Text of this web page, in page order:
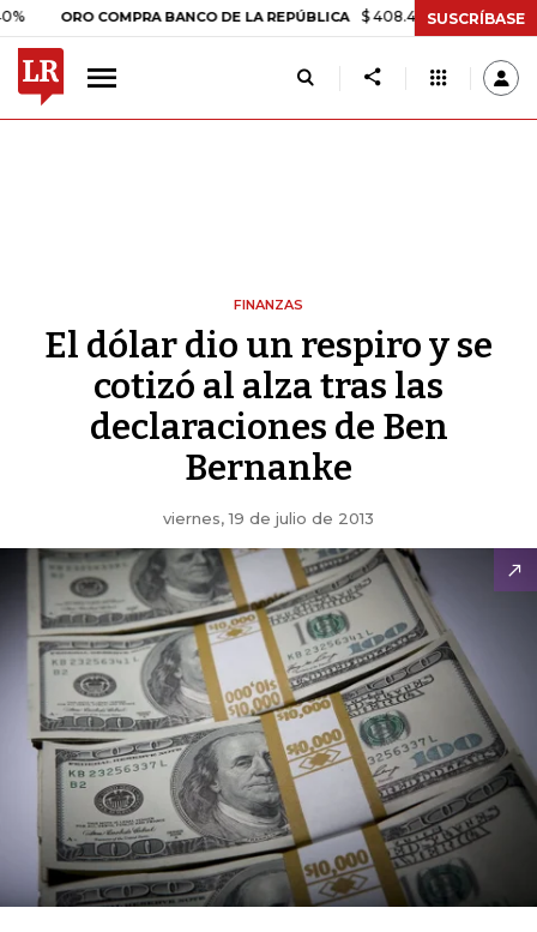
ORO COMPRA BANCO DE LA REPÚBLICA $ 408.498,97 +$ 8.753,81
SUSCRÍBASE
FINANZAS
El dólar dio un respiro y se
cotizó al alza tras las
declaraciones de Ben
Bernanke
viernes, 19 de julio de 2013